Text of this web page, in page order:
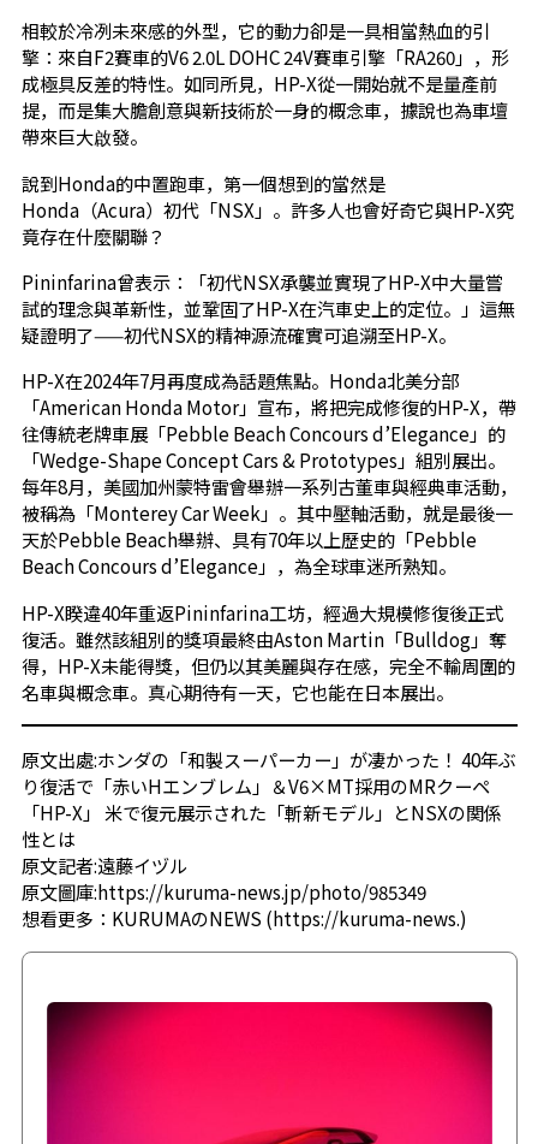
相較於冷冽未來感的外型，它的動力卻是一具相當熱血的引
擎：來自F2賽車的V6 2.0L DOHC 24V賽車引擎「RA260」，形
成極具反差的特性。如同所見，HP-X從一開始就不是量產前
提，而是集大膽創意與新技術於一身的概念車，據說也為車壇
帶來巨大啟發。
說到Honda的中置跑車，第一個想到的當然是
Honda（Acura）初代「NSX」。許多人也會好奇它與HP-X究
竟存在什麼關聯？
Pininfarina曾表示：「初代NSX承襲並實現了HP-X中大量嘗
試的理念與革新性，並鞏固了HP-X在汽車史上的定位。」這無
疑證明了——初代NSX的精神源流確實可追溯至HP-X。
HP-X在2024年7月再度成為話題焦點。Honda北美分部
「American Honda Motor」宣布，將把完成修復的HP-X，帶
往傳統老牌車展「Pebble Beach Concours d’Elegance」的
「Wedge-Shape Concept Cars & Prototypes」組別展出。
每年8月，美國加州蒙特雷會舉辦一系列古董車與經典車活動，
被稱為「Monterey Car Week」。其中壓軸活動，就是最後一
天於Pebble Beach舉辦、具有70年以上歷史的「Pebble
Beach Concours d’Elegance」，為全球車迷所熟知。
HP-X睽違40年重返Pininfarina工坊，經過大規模修復後正式
復活。雖然該組別的獎項最終由Aston Martin「Bulldog」奪
得，HP-X未能得獎，但仍以其美麗與存在感，完全不輸周圍的
名車與概念車。真心期待有一天，它也能在日本展出。
原文出處:ホンダの「和製スーパーカー」が凄かった！ 40年ぶ
り復活で「赤いHエンブレム」＆V6×MT採用のMRクーペ
「HP-X」 米で復元展示された「斬新モデル」とNSXの関係
性とは
原文記者:遠藤イヅル
原文圖庫:https://kuruma-news.jp/photo/985349
想看更多： KURUMAのNEWS (https://kuruma-news.)